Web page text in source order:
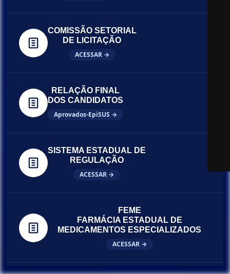
COMISSÃO SETORIAL
DE LICITAÇÃO
ACESSAR →
RELAÇÃO FINAL
DOS CANDIDATOS
Aprovados-EpiSUS →
SISTEMA ESTADUAL DE
REGULAÇÃO
ACESSAR →
FEME
FARMÁCIA ESTADUAL DE
MEDICAMENTOS ESPECIALIZADOS
ACESSAR →